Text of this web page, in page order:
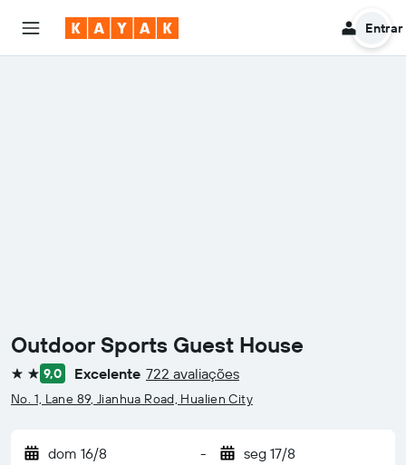
Entrar
Outdoor Sports Guest House
2 estrelas
9,0 Excelente 722 avaliações
No. 1, Lane 89, Jianhua Road, Hualien City
dom 16/8 - seg 17/8